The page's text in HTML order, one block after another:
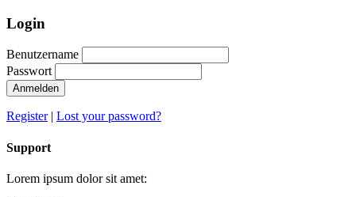
Login
Benutzername
Passwort
Anmelden
Register| Lost your password?
Support
Lorem ipsum dolor sit amet: